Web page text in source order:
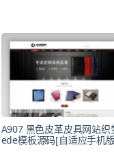
A907 黑色皮革皮具网站织
ede模板源码[自适应手机